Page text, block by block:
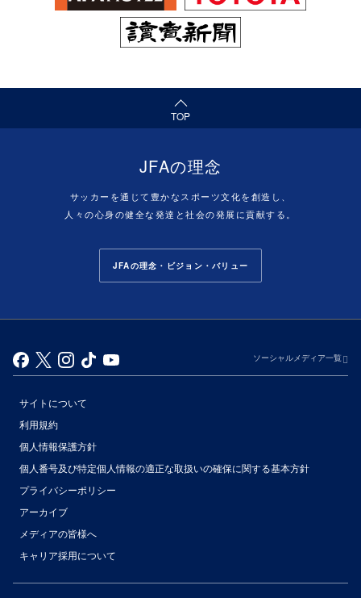
TOP
（ページの先頭へ）
JFAの理念
サッカーを通じて豊かなスポーツ文化を創造し、
人々の心身の健全な発達と社会の発展に貢献する。
JFAの理念・ビジョン・バリュー
ソーシャルメディア一覧
サイトについて
利用規約
個人情報保護方針
個人番号及び特定個人情報の適正な取扱いの確保に関する基本方針
プライバシーポリシー
アーカイブ
メディアの皆様へ
キャリア採用について